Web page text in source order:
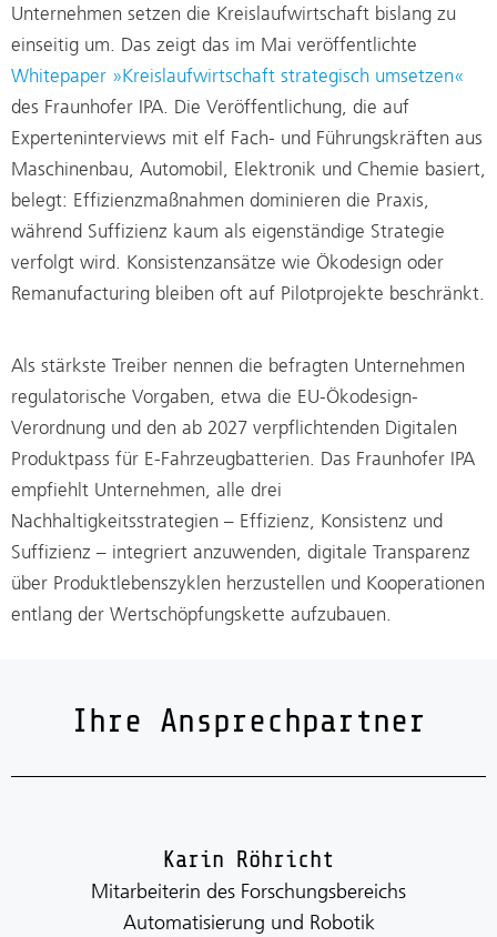
Unternehmen setzen die Kreislaufwirtschaft bislang zu
einseitig um. Das zeigt das im Mai veröffentlichte
Whitepaper »Kreislaufwirtschaft strategisch umsetzen«
des Fraunhofer IPA. Die Veröffentlichung, die auf
Experteninterviews mit elf Fach- und Führungskräften aus
Maschinenbau, Automobil, Elektronik und Chemie basiert,
belegt: Effizienzmaßnahmen dominieren die Praxis,
während Suffizienz kaum als eigenständige Strategie
verfolgt wird. Konsistenzansätze wie Ökodesign oder
Remanufacturing bleiben oft auf Pilotprojekte beschränkt.
Als stärkste Treiber nennen die befragten Unternehmen
regulatorische Vorgaben, etwa die EU-Ökodesign-
Verordnung und den ab 2027 verpflichtenden Digitalen
Produktpass für E-Fahrzeugbatterien. Das Fraunhofer IPA
empfiehlt Unternehmen, alle drei
Nachhaltigkeitsstrategien – Effizienz, Konsistenz und
Suffizienz – integriert anzuwenden, digitale Transparenz
über Produktlebenszyklen herzustellen und Kooperationen
entlang der Wertschöpfungskette aufzubauen.
Ihre Ansprechpartner
Karin Röhricht
Mitarbeiterin des Forschungsbereichs
Automatisierung und Robotik